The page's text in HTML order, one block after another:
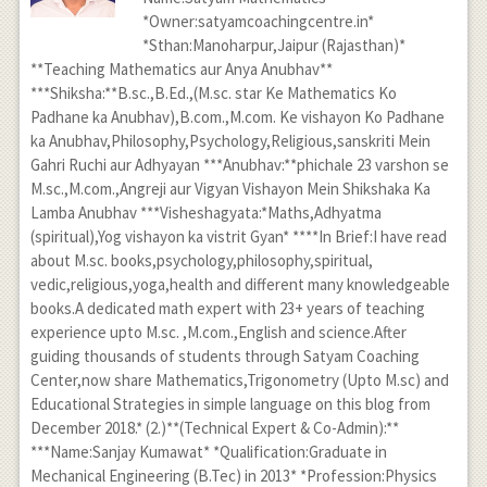
*Owner:satyamcoachingcentre.in*
*Sthan:Manoharpur,Jaipur (Rajasthan)*
**Teaching Mathematics aur Anya Anubhav**
***Shiksha:**B.sc.,B.Ed.,(M.sc. star Ke Mathematics Ko
Padhane ka Anubhav),B.com.,M.com. Ke vishayon Ko Padhane
ka Anubhav,Philosophy,Psychology,Religious,sanskriti Mein
Gahri Ruchi aur Adhyayan ***Anubhav:**phichale 23 varshon se
M.sc.,M.com.,Angreji aur Vigyan Vishayon Mein Shikshaka Ka
Lamba Anubhav ***Visheshagyata:*Maths,Adhyatma
(spiritual),Yog vishayon ka vistrit Gyan* ****In Brief:I have read
about M.sc. books,psychology,philosophy,spiritual,
vedic,religious,yoga,health and different many knowledgeable
books.A dedicated math expert with 23+ years of teaching
experience upto M.sc. ,M.com.,English and science.After
guiding thousands of students through Satyam Coaching
Center,now share Mathematics,Trigonometry (Upto M.sc) and
Educational Strategies in simple language on this blog from
December 2018.* (2.)**(Technical Expert & Co-Admin):**
***Name:Sanjay Kumawat* *Qualification:Graduate in
Mechanical Engineering (B.Tec) in 2013* *Profession:Physics